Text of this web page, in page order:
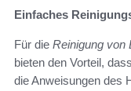
Einfaches
Für die Reinigung von
bieten den Vorteil,
die Anweisungen des